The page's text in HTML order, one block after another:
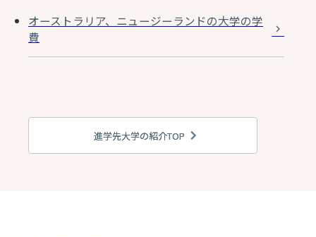
オーストラリア、ニュージーランドの大学の学
費
進学先大学の紹介TOP